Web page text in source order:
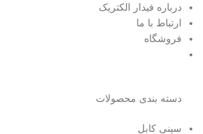
درباره فیدار الکتریک
ارتباط با ما
فروشگاه
دسته بندی محصولات
سینی کابل